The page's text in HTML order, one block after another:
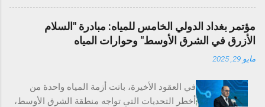
لاستكشاف مستقبل تصوير الهواتف الذكية. تضم سلسلة
CAMON 40 أربع طرازات: CAMON 40 Premier 5G،
وتمثل بداية عصر جديد من الذكاء الاصطناعي والتفاعل
الذكي مع الهواتف. وتتميز السلسلة بتقنيات ذكاء
مختلفين، بالإضافة إلى ميزة الكاميرا الفريدة Auto Flash
مؤتمر بغداد الدولي الخامس للمياه: مبادرة "السلام
الأزرق في الشرق الأوسط" وحوارات المياه
مايو 29, 2025
في العقود الأخيرة، باتت أزمة المياه واحدة من
أخطر التحديات التي تواجه منطقة الشرق الأوسط،